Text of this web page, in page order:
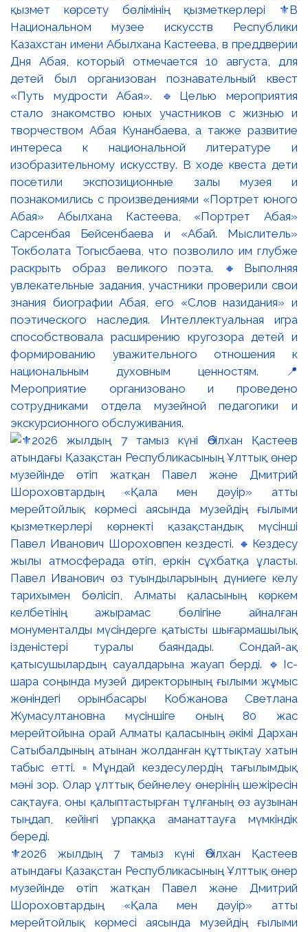
қызмет көрсету бөлімінің қызметкерлері ⚜️В
Национальном музее искусств Республики
Казахстан имени Абылхана Кастеева, в преддверии
Дня Абая, который отмечается 10 августа, для
детей был организован познавательный квест
«Путь мудрости Абая». 🔹Целью мероприятия
стало знакомство юных участников с жизнью и
творчеством Абая Кунанбаева, а также развитие
интереса к национальной литературе и
изобразительному искусству. В ходе квеста дети
посетили экспозиционные залы музея и
познакомились с произведениями «Портрет юного
Абая» Абылхана Кастеева, «Портрет Абая»
Сарсенбая Бейсенбаева и «Абай. Мыслитель»
Токболата Тогысбаева, что позволило им глубже
раскрыть образ великого поэта. 🔸Выполняя
увлекательные задания, участники проверили свои
знания биографии Абая, его «Слов назидания» и
поэтического наследия. Интеллектуальная игра
способствовала расширению кругозора детей и
формированию уважительного отношения к
национальным духовным ценностям. 📍
Мероприятие организовано и проведено
сотрудниками отдела музейной педагогики и
экскурсионного обслуживания.
⚜️2026 жылдың 7 тамыз күні Әбілхан Қастеев
атындағы Қазақстан Республикасының Ұлттық өнер
музейінде өтіп жатқан Павел және Дмитрий
Шороховтардың «Қала мен дәуір» атты
мерейтойлық көрмесі аясында музейдің ғылыми